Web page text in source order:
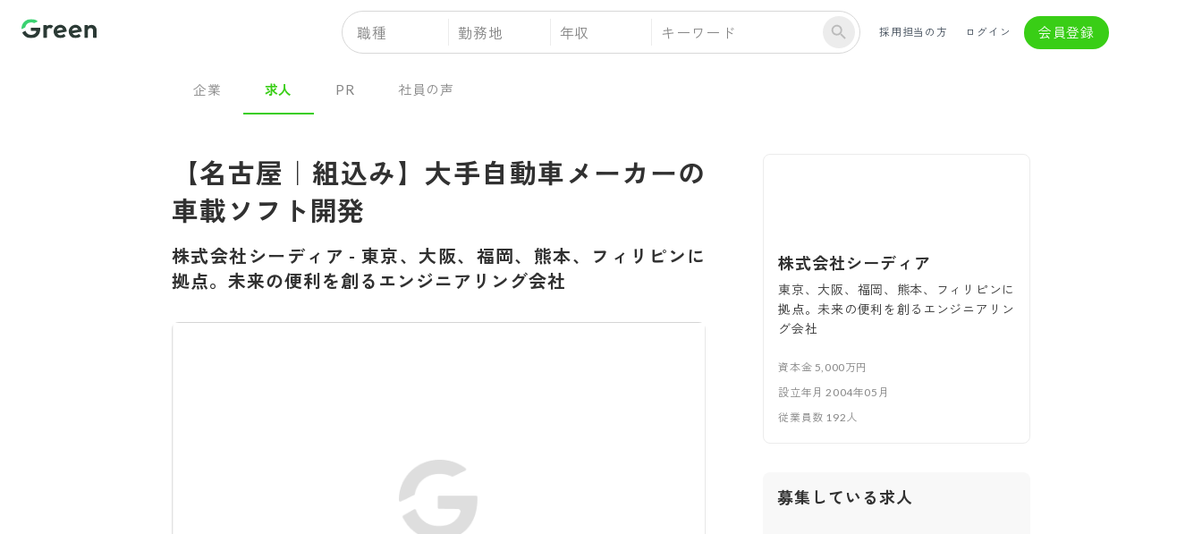
職種 勤務地 年収 採用担当の方 ログイン 会員登録
企業 求人 PR 社員の声
【名古屋｜組込み】大手自動車メーカーの
車載ソフト開発
株式会社シーディア - 東京、大阪、福岡、熊本、フィリピンに
拠点。未来の便利を創るエンジニアリング会社
株式会社シーディア
東京、大阪、福岡、熊本、フィリピンに
拠点。未来の便利を創るエンジニアリン
グ会社
資本金 5,000万円
設立年月 2004年05月
従業員数 192 人
募集している求人